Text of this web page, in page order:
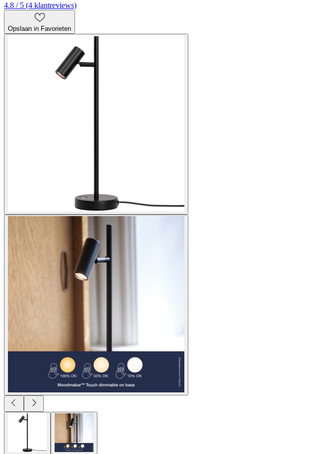
4.8 / 5 (4 klantreviews)
Opslaan in Favorieten